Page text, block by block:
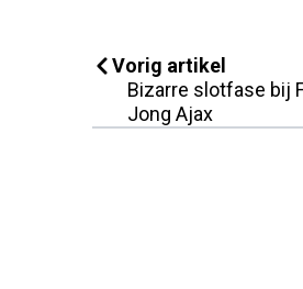
Vorig artikel
Bizarre slotfase bij
Jong Ajax